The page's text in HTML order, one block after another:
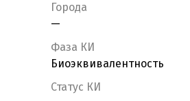
Города
—
Фаза КИ
Биоэквивалентность
Статус КИ